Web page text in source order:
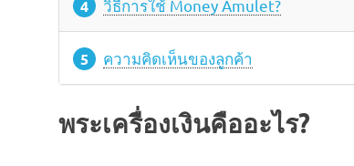
วิธีการใช้ Money Amulet?
ความคิดเห็นของลูกค้า
พระเครื่องเงินคืออะไร?